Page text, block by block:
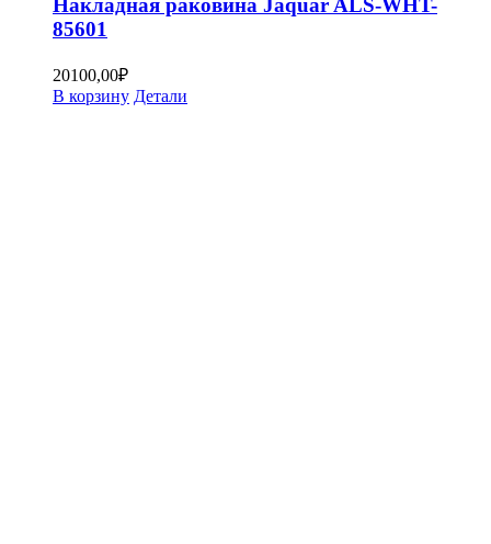
Накладная раковина Jaquar ALS-WHT-
85601
20100,00₽
В корзину Детали